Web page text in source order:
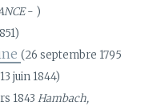
- )
(26 septembre 1795
juin 1844)
1843Hambach,